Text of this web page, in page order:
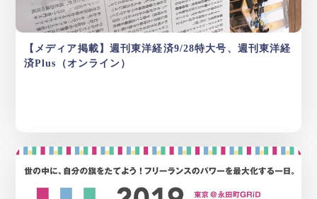
【メディア掲載】週刊東洋経済9/28特大号、週刊東洋経
済Plus（オンライン）